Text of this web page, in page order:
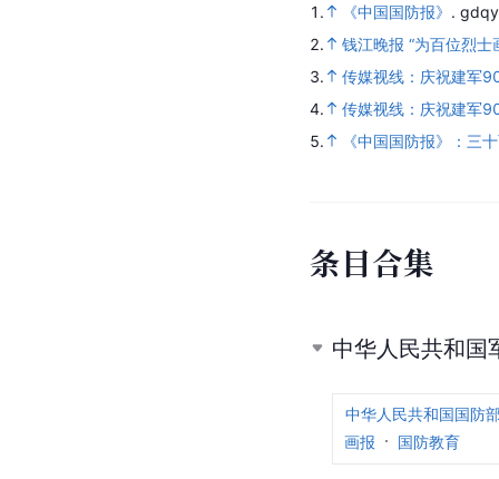
1. 《中国国防报》 .
2.
钱江晚报 “为百位烈
3.
传媒视线：庆祝建军
4.
传媒视线：庆祝建军
5.
《中国国防报》：三
条目合集
中华人民共和国
中华人民共和国国防
画报
国防教育